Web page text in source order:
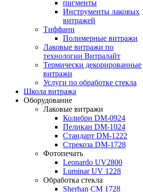
пигменты
Инструменты лаковых
витражей
Тиффани
Полимерные витражи
Лаковые витражи по
технологии Витралайт
Термически декорированные
витражи
Услуги по обработке стекла
Школа витража
Оборудование
Лаковые витражи
Колибри DM-0924
Пеликан DM-1024
Стандарт DM-1222
Стрекоза DM-1728
Фотопечать
Leonardo UV2800
Luminar UV 1228
Обработка стекла
Sherhan CM 1728